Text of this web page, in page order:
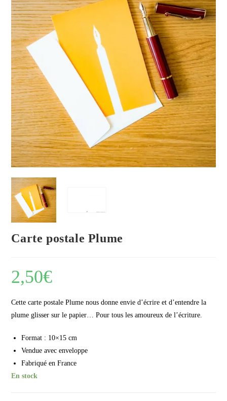
Carte postale Plume
2,50€
Cette carte postale Plume nous donne envie d’écrire et d’entendre la
plume glisser sur le papier… Pour tous les amoureux de l’écriture.
Format : 10×15 cm
Vendue avec enveloppe
Fabriqué en France
En stock